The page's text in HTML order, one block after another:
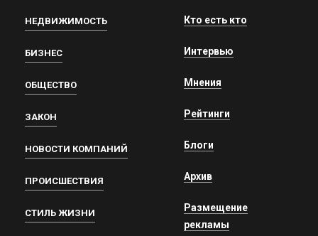
НЕДВИЖИМОСТЬ
БИЗНЕС
ОБЩЕСТВО
ЗАКОН
НОВОСТИ КОМПАНИЙ
ПРОИСШЕСТВИЯ
СТИЛЬ ЖИЗНИ
Кто есть кто
Интервью
Мнения
Рейтинги
Блоги
Архив
Размещение
рекламы